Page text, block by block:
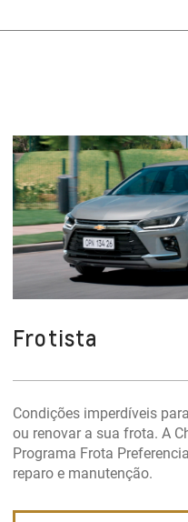
Frotista
Condições imperdíveis
ou renovar a sua frota. A
Programa Frota
reparo e manutenção.